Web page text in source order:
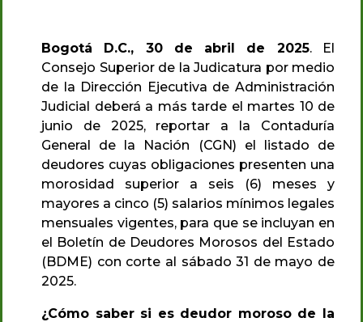
Bogotá D.C., 30 de abril de 2025. El
Consejo Superior de la Judicatura por medio
de la Dirección Ejecutiva de Administración
Judicial deberá a más tarde el martes 10 de
junio de 2025, reportar a la Contaduría
General de la Nación (CGN) el listado de
deudores cuyas obligaciones presenten una
morosidad superior a seis (6) meses y
mayores a cinco (5) salarios mínimos legales
mensuales vigentes, para que se incluyan en
el Boletín de Deudores Morosos del Estado
(BDME) con corte al sábado 31 de mayo de
2025.
¿Cómo saber si es deudor moroso de la